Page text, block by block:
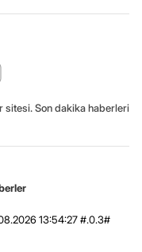
sitesi. Son dakika haberleri
13:54:27 #.0.3#